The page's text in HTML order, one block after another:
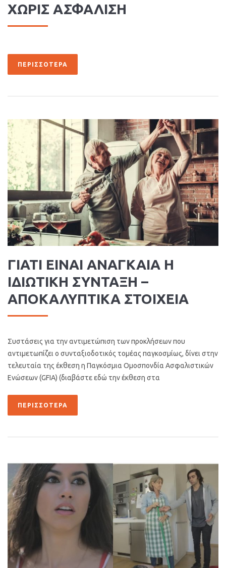
ΧΩΡΙΣ ΑΣΦΑΛΙΣΗ
ΠΕΡΙΣΣΌΤΕΡΑ
ΓΙΑΤΙ ΕΙΝΑΙ ΑΝΑΓΚΑΙΑ Η
ΙΔΙΩΤΙΚΗ ΣΥΝΤΑΞΗ –
ΑΠΟΚΑΛΥΠΤΙΚΑ ΣΤΟΙΧΕΙΑ
Συστάσεις για την αντιμετώπιση των προκλήσεων που
αντιμετωπίζει ο συνταξιοδοτικός τομέας παγκοσμίως, δίνει στην
τελευταία της έκθεση η Παγκόσμια Ομοσπονδία Ασφαλιστικών
Ενώσεων (GFIA) (διαβάστε εδώ την έκθεση στα
ΠΕΡΙΣΣΌΤΕΡΑ